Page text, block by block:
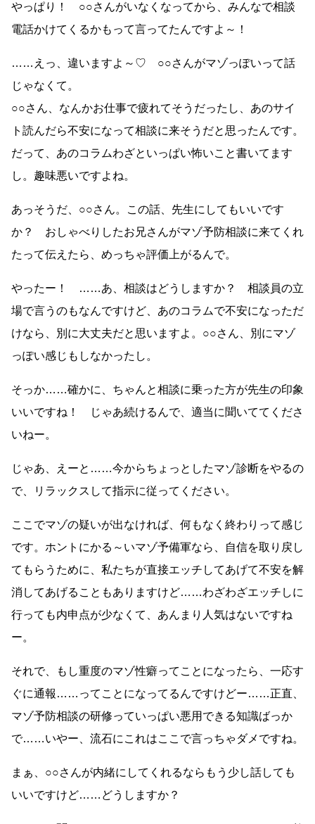
やっぱり！ ○○さんがいなくなってから、みんなで相談
電話かけてくるかもって言ってたんですよ～！
……えっ、違いますよ～♡ ○○さんがマゾっぽいって話
じゃなくて。
○○さん、なんかお仕事で疲れてそうだったし、あのサイ
ト読んだら不安になって相談に来そうだと思ったんです。
だって、あのコラムわざといっぱい怖いこと書いてます
し。趣味悪いですよね。
あっそうだ、○○さん。この話、先生にしてもいいです
か？ おしゃべりしたお兄さんがマゾ予防相談に来てくれ
たって伝えたら、めっちゃ評価上がるんで。
やったー！ ……あ、相談はどうしますか？ 相談員の立
場で言うのもなんですけど、あのコラムで不安になっただ
けなら、別に大丈夫だと思いますよ。○○さん、別にマゾ
っぽい感じもしなかったし。
そっか……確かに、ちゃんと相談に乗った方が先生の印象
いいですね！ じゃあ続けるんで、適当に聞いててくださ
いねー。
じゃあ、えーと……今からちょっとしたマゾ診断をやるの
で、リラックスして指示に従ってください。
ここでマゾの疑いが出なければ、何もなく終わりって感じ
です。ホントにかる～いマゾ予備軍なら、自信を取り戻し
てもらうために、私たちが直接エッチしてあげて不安を解
消してあげることもありますけど……わざわざエッチしに
行っても内申点が少なくて、あんまり人気はないですね
ー。
それで、もし重度のマゾ性癖ってことになったら、一応す
ぐに通報……ってことになってるんですけどー……正直、
マゾ予防相談の研修っていっぱい悪用できる知識ばっか
で……いやー、流石にこれはここで言っちゃダメですね。
まぁ、○○さんが内緒にしてくれるならもう少し話しても
いいですけど……どうしますか？